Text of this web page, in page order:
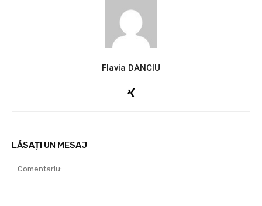
Flavia DANCIU
LĂSAȚI UN MESAJ